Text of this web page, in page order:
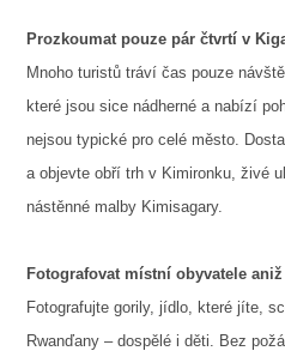
Prozkoumat pouze pár čtvrtí v
Mnoho turistů tráví čas pouze
které jsou sice nádherné a nabízí
nejsou typické pro celé město.
a objevte obří trh v Kimironku, živé
nástěnné malby Kimisagary.
Fotografovat místní obyvatele
Fotografujte gorily, jídlo, které jíte,
Rwanďany – dospělé i děti. Bez